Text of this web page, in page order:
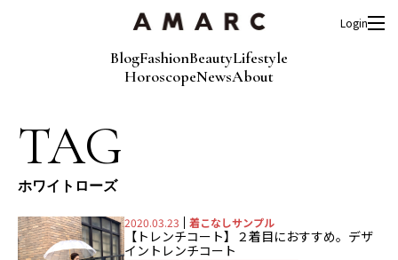
BlogFashionBeautyLifestyle
HoroscopeNewsAbout
Login
TAG
ホワイトローズ
2020.03.23 着こなしサンプル
【トレンチコート】２着目におすすめ。デザ
イントレンチコート